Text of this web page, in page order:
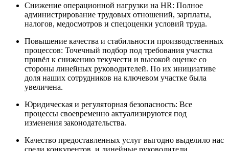
Снижение операционной нагрузки на HR: Полное
администрирование трудовых отношений, зарплаты,
налогов, медосмотров и спецоценки условий труда.
Повышение качества и стабильности производственных
процессов: Точечный подбор под требования участка
привёл к снижению текучести и высокой оценке со
стороны линейных руководителей. По их инициативе
доля наших сотрудников на ключевом участке была
увеличена.
Юридическая и регуляторная безопасность: Все
процессы своевременно актуализируются под
изменения законодательства.
Качество предоставленных услуг выгодно выделило нас
среди конкурентов, и линейные руководители